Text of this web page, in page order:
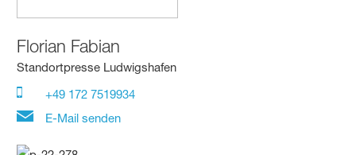
Florian Fabian
Standortpresse Ludwigshafen
+49 172 7519934
E-Mail senden